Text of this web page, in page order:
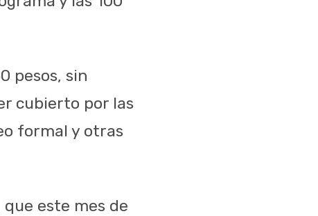
pesos, sin
cubierto por las
formal y otras
este mes de